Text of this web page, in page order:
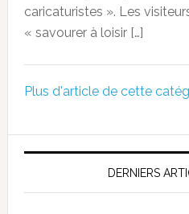
caricaturistes ». Les
« savourer à loisir […]
Plus d'article de cette
DERNIERS